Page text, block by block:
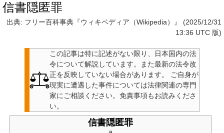
信書隠匿罪
出典: フリー百科事典『ウィキペディア（Wikipedia）』 (2025/12/31
13:36 UTC 版)
この記事は特に記述がない限り、日本国内の法
令について解説しています。また最新の法令改
正を反映していない場合があります。
ご自身が
現実に遭遇した事件については法律関連の専門
家にご相談ください。 免責事項もお読みくださ
い。
信書隠匿罪